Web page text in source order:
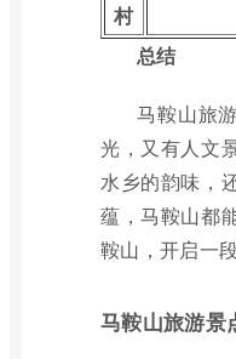
村
总结
马鞍山旅
光，又有人文
水乡的韵味，
蕴，马鞍山都
鞍山，开启一
马鞍山旅游景